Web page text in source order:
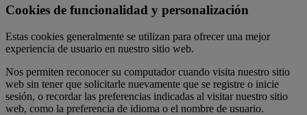
Cookies de funcionalidad y personalización
Estas cookies generalmente se utilizan para ofrecer una mejor
experiencia de usuario en nuestro sitio web.
Nos permiten reconocer su computador cuando visita nuestro sitio
web sin tener que solicitarle nuevamente que se registre o inicie
sesión, o recordar las preferencias indicadas al visitar nuestro sitio
web, como la preferencia de idioma o el nombre de usuario.